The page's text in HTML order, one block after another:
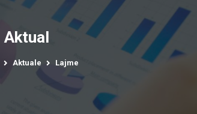
Aktual
Aktuale Lajme